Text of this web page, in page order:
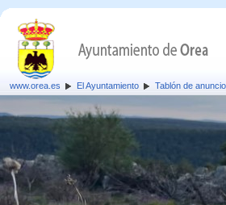
www.orea.es El Ayuntamiento Tablón de